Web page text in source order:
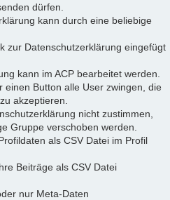
dürfen.
kann durch eine beliebige
zur Datenschutzerklärung eingefügt
kann im ACP bearbeitet werden.
einen Button alle User zwingen, die
akzeptieren.
nicht zustimmen,
Gruppe verschoben werden.
als CSV Datei im Profil
Beiträge als CSV Datei
nur Meta-Daten